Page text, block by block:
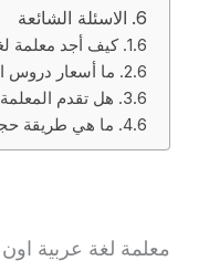
الاسئلة الشائعة
كيف أجد معلمة
ما أسعار دروس
هل تقدم
ما هي طريقة
معلمة لغة عربية اون